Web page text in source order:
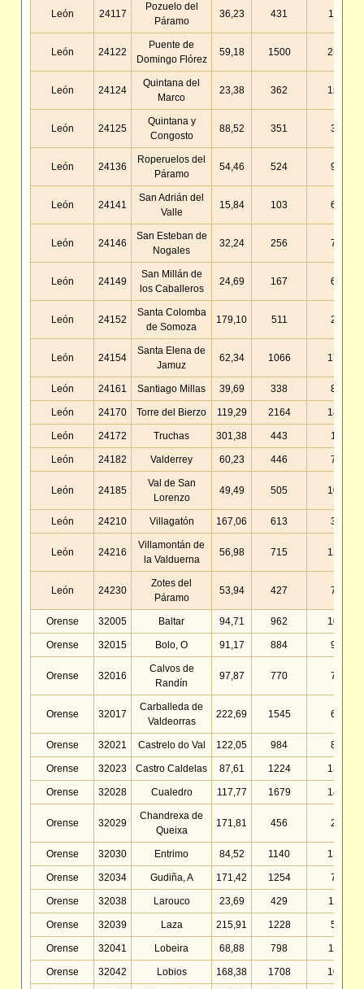
León 24117
Pozuelo del
Páramo
36,23 431 11,90
León 24122
Puente de
Domingo Flórez
59,18 1500 25,35
León 24124
Quintana del
Marco
23,38 362 15,48
León 24125
Quintana y
Congosto
88,52 351 3,97
León 24136
Roperuelos del
Páramo
54,46 524 9,62
León 24141
San Adrián del
Valle
15,84 103 6,50
León 24146
San Esteban de
Nogales
32,24 256 7,94
León 24149
San Millán de
los Caballeros
24,69 167 6,76
León 24152
Santa Colomba
de Somoza
179,10 511 2,85
León 24154
Santa Elena de
Jamuz
62,34 1066 17,10
León 24161 Santiago Millas 39,69 338 8,52
León 24170 Torre del Bierzo 119,29 2164 18,14
León 24172 Truchas 301,38 443 1,47
León 24182 Valderrey 60,23 446 7,40
León 24185
Val de San
Lorenzo
49,49 505 10,20
León 24210 Villagatón 167,06 613 3,67
León 24216
Villamontán de
la Valduerna
56,98 715 12,55
León 24230
Zotes del
Páramo
53,94 427 7,92
Orense 32005 Baltar 94,71 962 10,16
Orense 32015 Bolo, O 91,17 884 9,70
Orense 32016
Calvos de
Randín
97,87 770 7,87
Orense 32017
Carballeda de
Valdeorras
222,69 1545 6,94
Orense 32021 Castrelo do Val 122,05 984 8,06
Orense 32023 Castro Caldelas 87,61 1224 13,97
Orense 32028 Cualedro 117,77 1679 14,26
Orense 32029
Chandrexa de
Queixa
171,81 456 2,65
Orense 32030 Entrimo 84,52 1140 13,49
Orense 32034 Gudiña, A 171,42 1254 7,32
Orense 32038 Larouco 23,69 429 18,11
Orense 32039 Laza 215,91 1228 5,69
Orense 32041 Lobeira 68,88 798 11,58
Orense 32042 Lobios 168,38 1708 10,14